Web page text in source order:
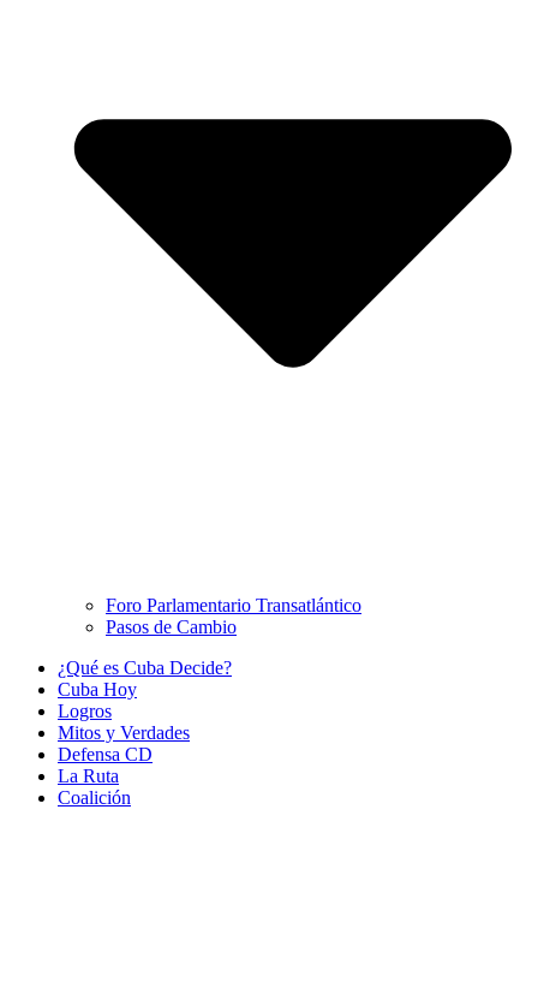
Foro Parlamentario Transatlántico
Pasos de Cambio
¿Qué es Cuba Decide?
Cuba Hoy
Logros
Mitos y Verdades
Defensa CD
La Ruta
Coalición